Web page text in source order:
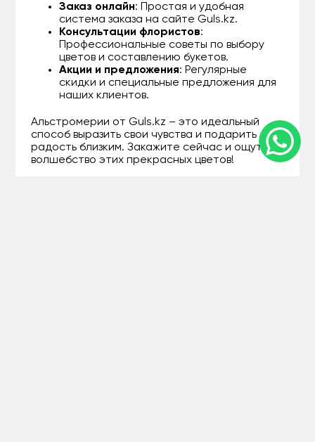
Заказ онлайн: Простая и удобная
система заказа на сайте Guls.kz.
Консультации флористов:
Профессиональные советы по выбору
цветов и составлению букетов.
Акции и предложения: Регулярные
скидки и специальные предложения для
наших клиентов.
Альстромерии от Guls.kz – это идеальный
способ выразить свои чувства и подарить
радость близким. Закажите сейчас и ощутите
волшебство этих прекрасных цветов!